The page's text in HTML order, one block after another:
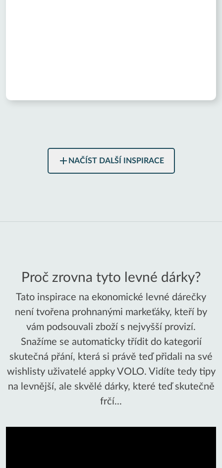
NAČÍST DALŠÍ INSPIRACE
Proč zrovna tyto levné dárky?
Tato inspirace na ekonomické levné dárečky
není tvořena prohnanými markeťáky, kteří by
vám podsouvali zboží s nejvyšší provizí.
Snažíme se automaticky třídit do kategorií
skutečná přání, která si právě teď přidali na své
wishlisty uživatelé appky VOLO. Vidíte tedy tipy
na levnější, ale skvělé dárky, které teď skutečně
frčí...